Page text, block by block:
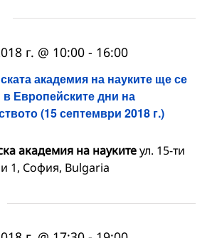
академия на науките ще се
Европейските дни на
(15 септември 2018 г.)
г. @ 10:00 - 16:00
академия на наукитеул. 15-ти
1, София, Bulgaria